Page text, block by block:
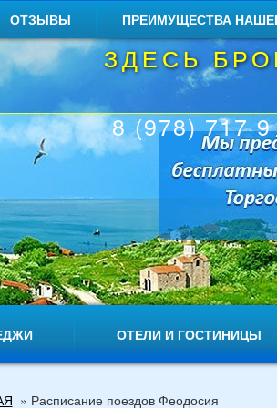
ОТЗЫВЫ ПРЕИМУЩЕСТВА
ЗДЕСЬ
8 (978) 717
ОТЕЛИ И ГОСТИНИЦЫ
» Расписание поездов Феодосия